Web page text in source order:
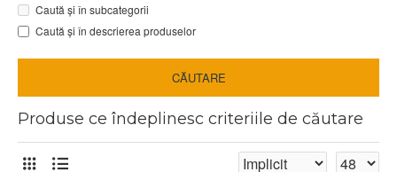
Caută și în subcategorii
Caută și în descrierea produselor
CĂUTARE
Produse ce îndeplinesc criteriile de căutare